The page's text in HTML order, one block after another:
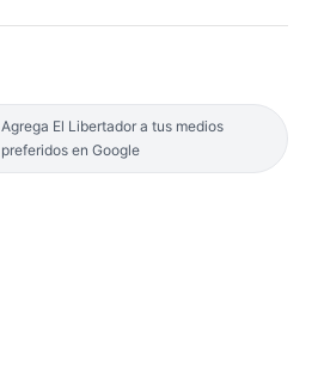
Agrega El Libertador a tus medios
preferidos en Google